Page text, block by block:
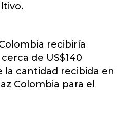
recibiría
de US$140
la cantidad recibida en
Colombia para el